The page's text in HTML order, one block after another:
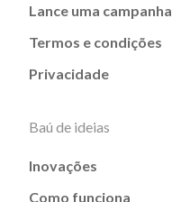
Lance uma campanha
Termos e condições
Privacidade
Baú de ideias
Inovações
Como funciona